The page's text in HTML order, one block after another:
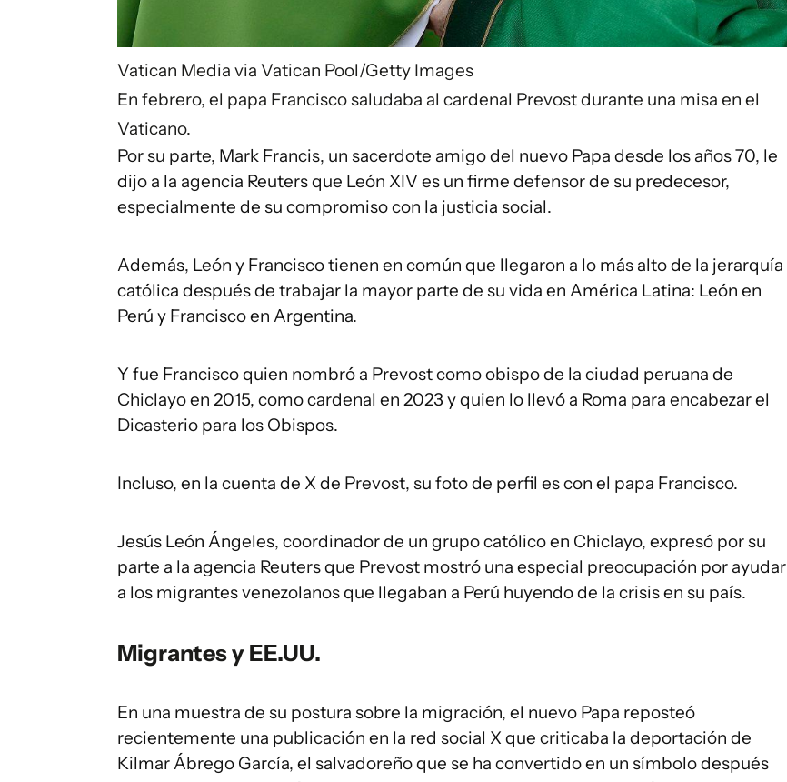
Vatican Media via Vatican Pool/Getty Images
En febrero, el papa Francisco saludaba al cardenal Prevost durante una misa en el
Vaticano.
Por su parte, Mark Francis, un sacerdote amigo del nuevo Papa desde los años 70, le
dijo a la agencia Reuters que León XIV es un firme defensor de su predecesor,
especialmente de su compromiso con la justicia social.
Además, León y Francisco tienen en común que llegaron a lo más alto de la jerarquía
católica después de trabajar la mayor parte de su vida en América Latina: León en
Perú y Francisco en Argentina.
Y fue Francisco quien nombró a Prevost como obispo de la ciudad peruana de
Chiclayo en 2015, como cardenal en 2023 y quien lo llevó a Roma para encabezar el
Dicasterio para los Obispos.
Incluso, en la cuenta de X de Prevost, su foto de perfil es con el papa Francisco.
Jesús León Ángeles, coordinador de un grupo católico en Chiclayo, expresó por su
parte a la agencia Reuters que Prevost mostró una especial preocupación por ayudar
a los migrantes venezolanos que llegaban a Perú huyendo de la crisis en su país.
Migrantes y EE.UU.
En una muestra de su postura sobre la migración, el nuevo Papa reposteó
recientemente una publicación en la red social X que criticaba la deportación de
Kilmar Ábrego García, el salvadoreño que se ha convertido en un símbolo después